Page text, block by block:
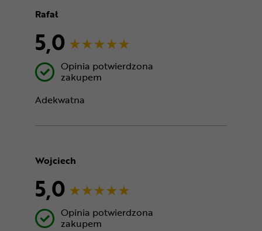
Rafał
5,0
Opinia potwierdzona
zakupem
Adekwatna
Wojciech
5,0
Opinia potwierdzona
zakupem